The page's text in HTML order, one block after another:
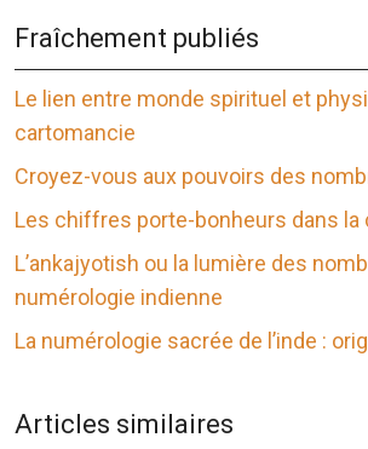
Fraîchement publiés
Le lien entre monde spirituel et
cartomancie
Croyez-vous aux pouvoirs des
Les chiffres porte-bonheurs dans la
L’ankajyotish ou la lumière des
numérologie indienne
La numérologie sacrée de l’inde :
Articles similaires